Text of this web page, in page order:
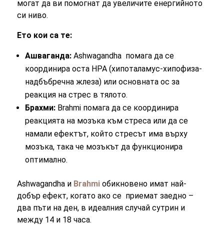
могат да ви помогнат да увеличите енергийното
си ниво.
Ето кои са те:
Ашваганда:Ashwagandha помага да се
координира оста HPA (хипоталамус-хипофиза-
надбъбречна жлеза) или основната ос за
реакция на стрес в тялото.
Брахми: Brahmi помага да се координира
реакцията на мозъка към стреса или да се
намали ефектът, който стресът има върху
мозъка, така че мозъкът да функционира
оптимално.
Ashwagandha и Brahmi обикновено имат най-
добър ефект, когато ако се приемат заедно –
два пъти на ден, в идеалния случай сутрин и
между 14 и 18 часа.